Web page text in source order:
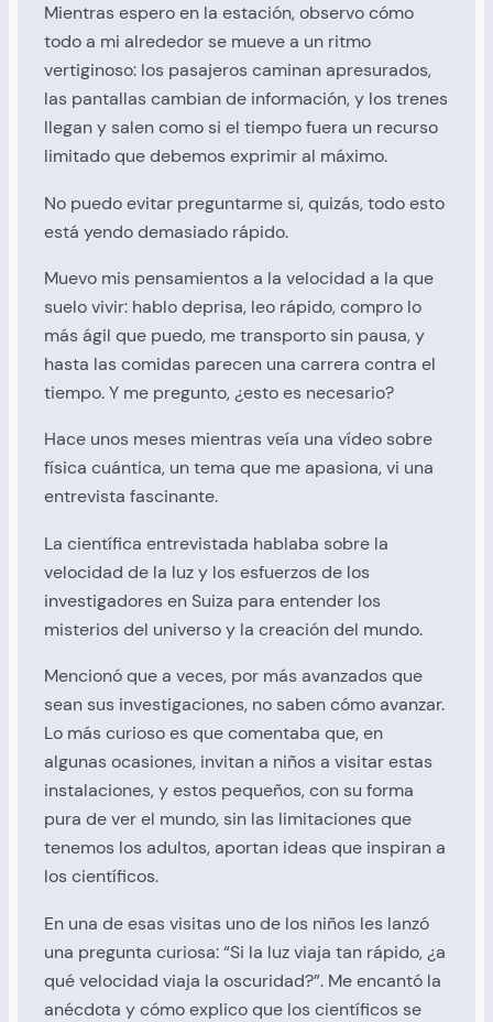
Mientras espero en la estación, observo cómo
todo a mi alrededor se mueve a un ritmo
vertiginoso: los pasajeros caminan apresurados,
las pantallas cambian de información, y los trenes
llegan y salen como si el tiempo fuera un recurso
limitado que debemos exprimir al máximo.
No puedo evitar preguntarme si, quizás, todo esto
está yendo demasiado rápido.
Muevo mis pensamientos a la velocidad a la que
suelo vivir: hablo deprisa, leo rápido, compro lo
más ágil que puedo, me transporto sin pausa, y
hasta las comidas parecen una carrera contra el
tiempo. Y me pregunto, ¿esto es necesario?
Hace unos meses mientras veía una vídeo sobre
física cuántica, un tema que me apasiona, vi una
entrevista fascinante.
La científica entrevistada hablaba sobre la
velocidad de la luz y los esfuerzos de los
investigadores en Suiza para entender los
misterios del universo y la creación del mundo.
Mencionó que a veces, por más avanzados que
sean sus investigaciones, no saben cómo avanzar.
Lo más curioso es que comentaba que, en
algunas ocasiones, invitan a niños a visitar estas
instalaciones, y estos pequeños, con su forma
pura de ver el mundo, sin las limitaciones que
tenemos los adultos, aportan ideas que inspiran a
los científicos.
En una de esas visitas uno de los niños les lanzó
una pregunta curiosa: “Si la luz viaja tan rápido, ¿a
qué velocidad viaja la oscuridad?”. Me encantó la
anécdota y cómo explico que los científicos se